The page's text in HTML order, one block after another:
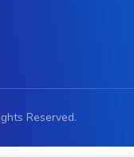
Reserved.